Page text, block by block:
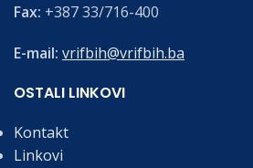
Fax: +387 33/716-400
E-mail: vrifbih@vrifbih.ba
OSTALI LINKOVI
Kontakt
Linkovi